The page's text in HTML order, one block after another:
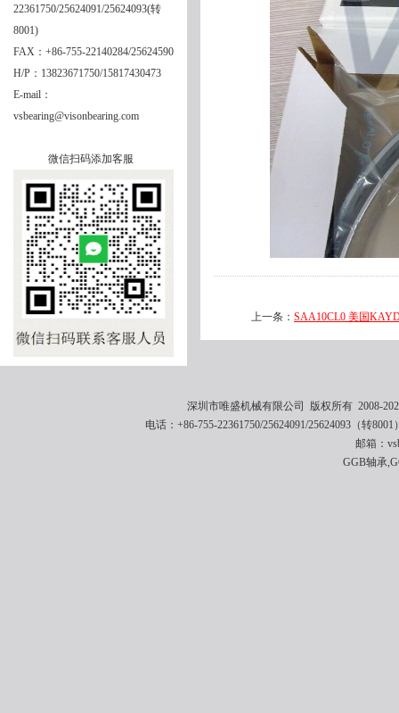
22361750/25624091/25624093(转
8001)
FAX：+86-755-22140284/25624590
H/P：13823671750/15817430473
E-mail：
vsbearing@visonbearing.com
微信扫码添加客服
上一条： SAA10CL0 美国
深圳市唯盛机械有限公司 版权所有 2008-
电话：+86-755-22361750/25624091/25624093（转
邮箱：
GGB轴承